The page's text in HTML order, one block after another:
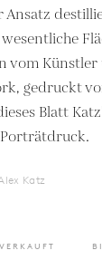
Ansatz
vom
gedruckt
Blatt
Katz
VERKAUFT